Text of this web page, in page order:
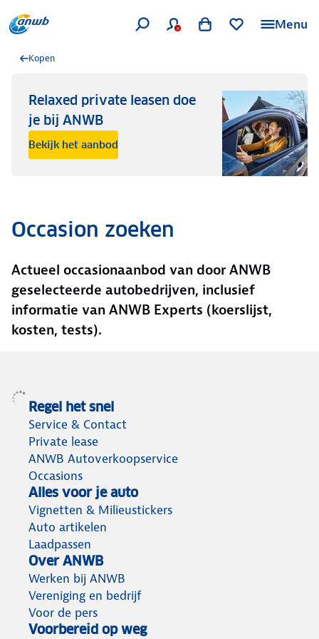
Menu
Kopen
Relaxed private leasen doe
je bij ANWB
Bekijk het aanbod
Occasion zoeken
Actueel occasionaanbod van door ANWB
geselecteerde autobedrijven, inclusief
informatie van ANWB Experts (koerslijst,
kosten, tests).
Regel het snel
Service & Contact
Private lease
ANWB Autoverkoopservice
Occasions
Alles voor je auto
Vignetten & Milieustickers
Auto artikelen
Laadpassen
Over ANWB
Werken bij ANWB
Vereniging en bedrijf
Voor de pers
Voorbereid op weg